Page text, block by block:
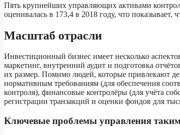
Пять крупнейших управляющих активами
оценивалась в 173,4 в 2018 году, что показывает,
Масштаб отрасли
Инвестиционный бизнес имеет несколько
маркетинг, внутренний аудит и подготовка
их размер. Помимо людей, которые привлекают
нормативным требованиям (для обеспечения
контроля), финансовые контролёры (для учёта
регистрации транзакций и оценки фондов для
Ключевые проблемы управления